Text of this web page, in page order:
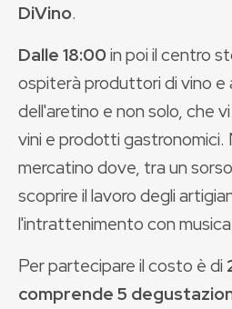
DiVino.
Dalle 18:00in poi il centro
ospiterà produttori di vino e
dell'aretino e non solo, che
vini e prodotti gastronomici.
mercatino dove, tra un
scoprire il lavoro degli
l'intrattenimento con
Per partecipare il costo è di
comprende 5